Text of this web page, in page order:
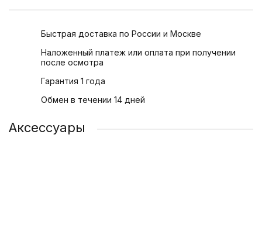
Быстрая доставка по России и Москве
Наложенный платеж или оплата при получении
после осмотра
Гарантия 1 года
Обмен в течении 14 дней
Аксессуары